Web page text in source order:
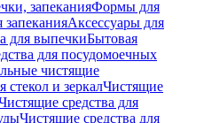
запеканияФормы для
запеканияАксессуары для
для выпечкиБытовая
для посудомоечных
чистящие
стекол и зеркалЧистящие
средства для
Чистящие средства для